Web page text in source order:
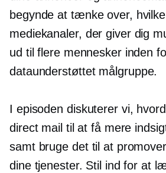
begynde at tænke over,
mediekanaler, der giver dig
ud til flere mennesker inden
dataunderstøttetmålgruppe.
I episoden diskuterer vi,
direct mail til at få mere
samt bruge det til at
dine tjenester. Stil ind for at